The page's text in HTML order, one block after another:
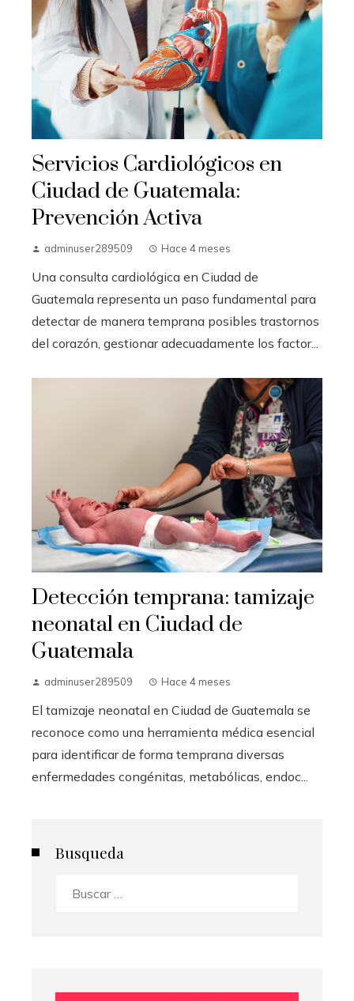
Servicios Cardiológicos en
Ciudad de Guatemala:
Prevención Activa
adminuser289509 Hace 4 meses
Una consulta cardiológica en Ciudad de
Guatemala representa un paso fundamental para
detectar de manera temprana posibles trastornos
del corazón, gestionar adecuadamente los factor...
Detección temprana: tamizaje
neonatal en Ciudad de
Guatemala
adminuser289509 Hace 4 meses
El tamizaje neonatal en Ciudad de Guatemala se
reconoce como una herramienta médica esencial
para identificar de forma temprana diversas
enfermedades congénitas, metabólicas, endoc...
Busqueda